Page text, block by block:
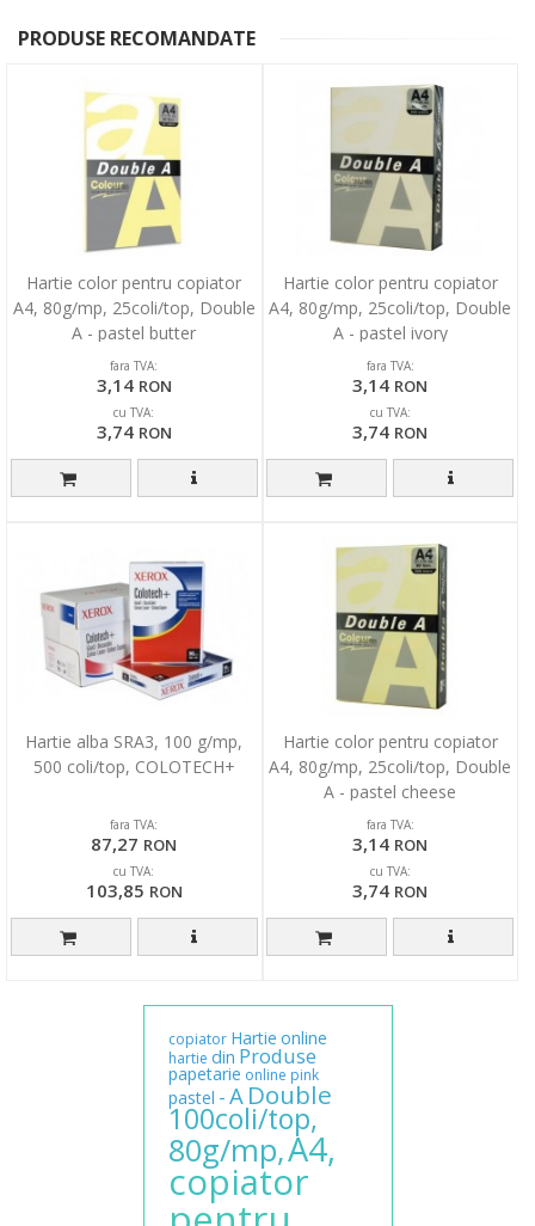
PRODUSE RECOMANDATE
Hartie color pentru copiator
A4, 80g/mp, 25coli/top, Double
A - pastel butter
fara TVA:
3,14 RON
cu TVA:
3,74 RON
Hartie color pentru copiator
A4, 80g/mp, 25coli/top, Double
A - pastel ivory
fara TVA:
3,14 RON
cu TVA:
3,74 RON
Hartie alba SRA3, 100 g/mp,
500 coli/top, COLOTECH+
fara TVA:
87,27 RON
cu TVA:
103,85 RON
Hartie color pentru copiator
A4, 80g/mp, 25coli/top, Double
A - pastel cheese
fara TVA:
3,14 RON
cu TVA:
3,74 RON
copiator Hartie online
hartie din Produse
papetarie online pink
pastel -A Double
100coli/top,
80g/mp,A4,
copiator